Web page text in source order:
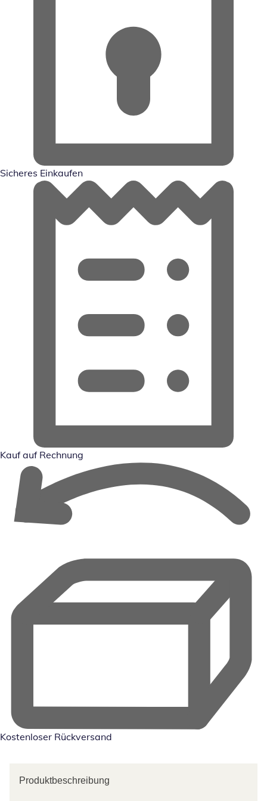
Sicheres Einkaufen
Kauf auf Rechnung
Kostenloser Rückversand
Produktbeschreibung